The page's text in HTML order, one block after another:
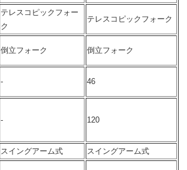
テレスコピックフォー
ク
テレスコピックフォーク
倒立フォーク 倒立フォーク
- 46
- 120
スイングアーム式
スイングアーム式